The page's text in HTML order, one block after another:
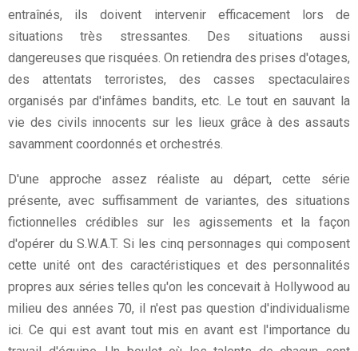
entraînés, ils doivent intervenir efficacement lors de
situations très stressantes. Des situations aussi
dangereuses que risquées. On retiendra des prises d'otages,
des attentats terroristes, des casses spectaculaires
organisés par d'infâmes bandits, etc. Le tout en sauvant la
vie des civils innocents sur les lieux grâce à des assauts
savamment coordonnés et orchestrés.
D'une approche assez réaliste au départ, cette série
présente, avec suffisamment de variantes, des situations
fictionnelles crédibles sur les agissements et la façon
d'opérer du S.W.A.T. Si les cinq personnages qui composent
cette unité ont des caractéristiques et des personnalités
propres aux séries telles qu'on les concevait à Hollywood au
milieu des années 70, il n'est pas question d'individualisme
ici. Ce qui est avant tout mis en avant est l'importance du